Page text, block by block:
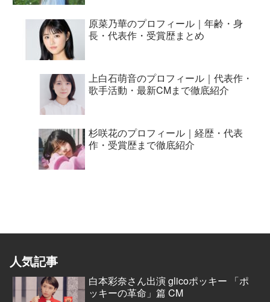
原菜乃華のプロフィール｜年齢・身
長・代表作・受賞歴まとめ
上白石萌音のプロフィール｜代表作・
歌手活動・最新CMまで徹底紹介
杉咲花のプロフィール｜経歴・代表
作・受賞歴まで徹底紹介
人気記事
白本彩奈さん出演 glicoポッキー 「ポ
ッキーの革命」篇 CM